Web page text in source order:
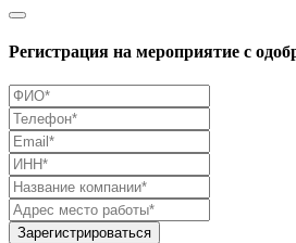
Регистрация на мероприятие с
Зарегистрироваться